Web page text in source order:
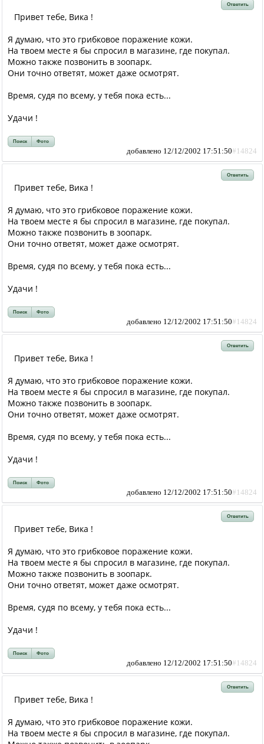
Ответить
Привет тебе, Вика !
Я думаю, что это грибковое поражение кожи.
На твоем месте я бы спросил в магазине, где покупал.
Можно также позвонить в зоопарк.
Они точно ответят, может даже осмотрят.
Время, судя по всему, у тебя пока есть...
Удачи !
Поиск Фото
добавлено 12/12/2002 17:51:50#14824
Ответить
Привет тебе, Вика !
Я думаю, что это грибковое поражение кожи.
На твоем месте я бы спросил в магазине, где покупал.
Можно также позвонить в зоопарк.
Они точно ответят, может даже осмотрят.
Время, судя по всему, у тебя пока есть...
Удачи !
Поиск Фото
добавлено 12/12/2002 17:51:50#14824
Ответить
Привет тебе, Вика !
Я думаю, что это грибковое поражение кожи.
На твоем месте я бы спросил в магазине, где покупал.
Можно также позвонить в зоопарк.
Они точно ответят, может даже осмотрят.
Время, судя по всему, у тебя пока есть...
Удачи !
Поиск Фото
добавлено 12/12/2002 17:51:50#14824
Ответить
Привет тебе, Вика !
Я думаю, что это грибковое поражение кожи.
На твоем месте я бы спросил в магазине, где покупал.
Можно также позвонить в зоопарк.
Они точно ответят, может даже осмотрят.
Время, судя по всему, у тебя пока есть...
Удачи !
Поиск Фото
добавлено 12/12/2002 17:51:50#14824
Ответить
Привет тебе, Вика !
Я думаю, что это грибковое поражение кожи.
На твоем месте я бы спросил в магазине, где покупал.